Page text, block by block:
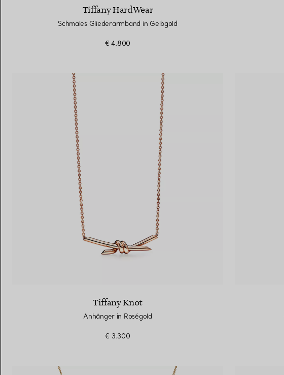
Tiffany HardWear
Schmales Gliederarmband in Gelbgold
€ 4.800
Tiffany Knot
Anhänger in Roségold
€ 3.300